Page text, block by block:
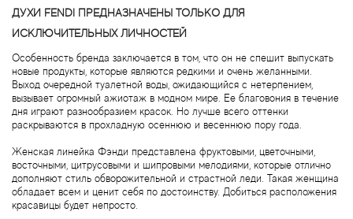
ДУХИ FENDI ПРЕДНАЗНАЧЕНЫ ТОЛЬКО ДЛЯ
ИСКЛЮЧИТЕЛЬНЫХ ЛИЧНОСТЕЙ
Особенность бренда заключается в том, что он не спешит выпускать
новые продукты, которые являются редкими и очень желанными.
Выход очередной туалетной воды, ожидающийся с нетерпением,
вызывает огромный ажиотаж в модном мире. Ее благовония в течение
дня играют разнообразием красок. Но лучше всего оттенки
раскрываются в прохладную осеннюю и весеннюю пору года.
Женская линейка Фэнди представлена фруктовыми, цветочными,
восточными, цитрусовыми и шипровыми мелодиями, которые отлично
дополняют стиль обворожительной и страстной леди. Такая женщина
обладает всем и ценит себя по достоинству. Добиться расположения
красавицы будет непросто.
Britney Spears
Brooks Brothers
Bruno Banani
Brut
Burberry